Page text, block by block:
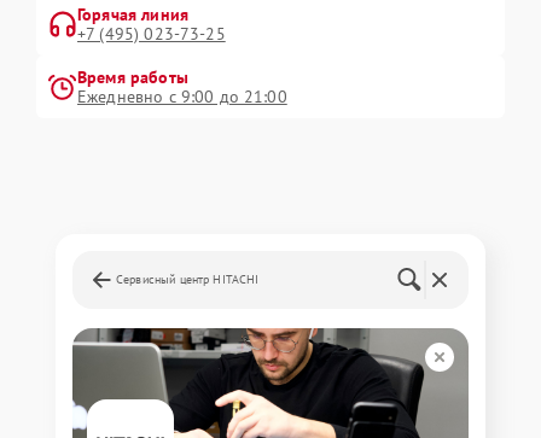
Горячая линия
+7 (495) 023-73-25
Время работы
Ежедневно с 9:00 до 21:00
Сервисный центр HITACHI